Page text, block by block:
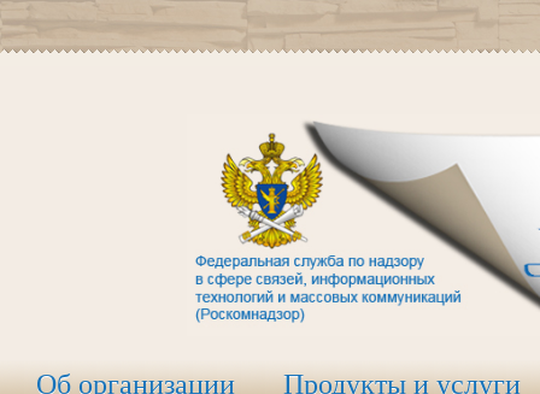
Об организации Продукты и услуги